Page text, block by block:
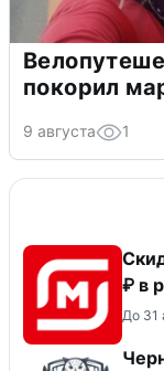
покорил
9 августа 1
₽ в
До 31